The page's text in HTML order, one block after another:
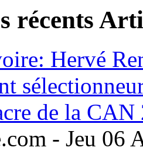
récents
- Jeu 06